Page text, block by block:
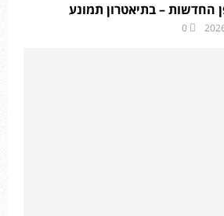
החדשות – בתיאטרון תמונע
0